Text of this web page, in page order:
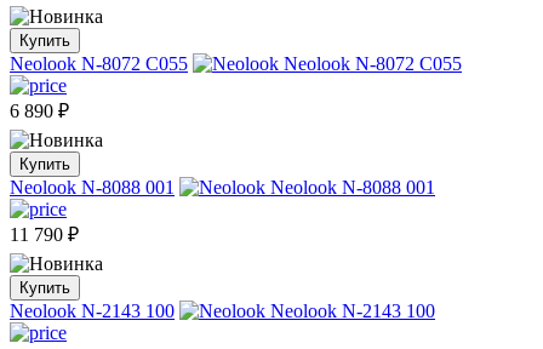
Купить
Neolook N-8072 C055
6 890 ₽
Купить
Neolook N-8088 001
11 790 ₽
Купить
Neolook N-2143 100